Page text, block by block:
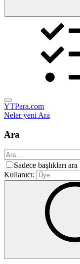
YTPara.com
Neler yeniAra
Ara
Sadece başlıkları ara
Kullanıcı: